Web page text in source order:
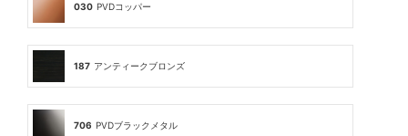
030 PVDコッパー
187 アンティークブロンズ
706 PVDブラックメタル